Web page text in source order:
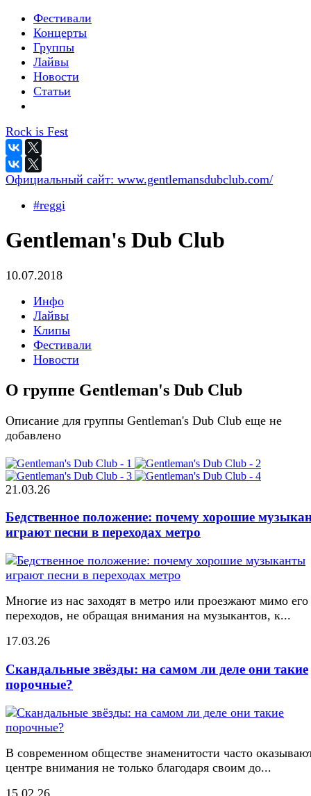
Фестивали
Концерты
Группы
Лайвы
Новости
Статьи
Rock is Fest
Официальный сайт: www.gentlemansdubclub.com/
#reggi
Gentleman's Dub Club
10.07.2018
Инфо
Лайвы
Клипы
Фестивали
Новости
О группе Gentleman's Dub Club
Описание для группы Gentleman's Dub Club еще не
добавлено
21.03.26
Бедственное положение: почему хорошие
играют песни в переходах метро
Многие из нас заходят в метро или проезжают мимо его
переходов, не обращая внимания на музыкантов, к...
17.03.26
Скандальные звёзды: на самом ли деле они такие
порочные?
В современном обществе знаменитости часто
центре внимания не только благодаря своим до...
15.02.26